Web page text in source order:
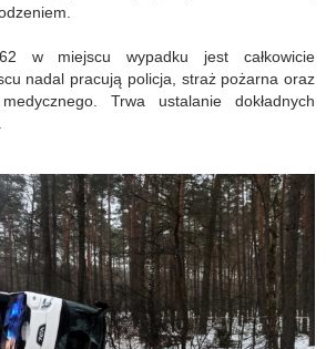
w miejscu wypadku jest całkowicie
nadal pracują policja, straż pożarna oraz
Trwa ustalanie dokładnych